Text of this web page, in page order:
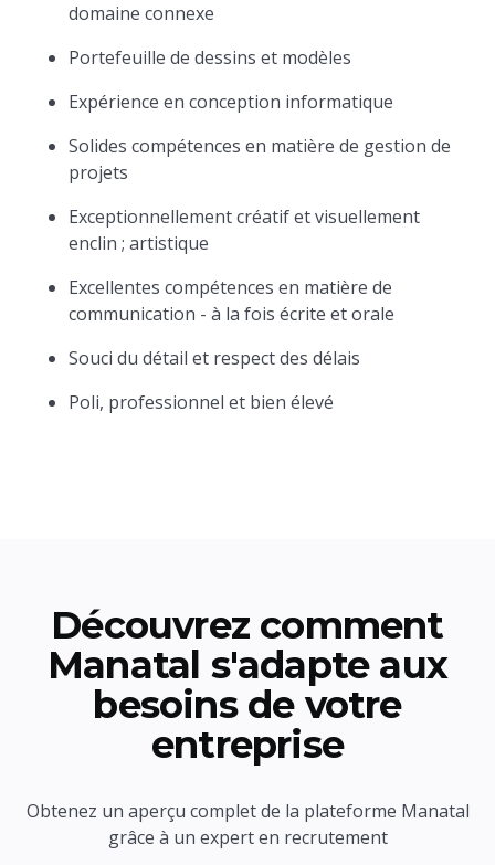
domaine connexe
Portefeuille de dessins et modèles
Expérience en conception informatique
Solides compétences en matière de gestion de
projets
Exceptionnellement créatif et visuellement
enclin ; artistique
Excellentes compétences en matière de
communication - à la fois écrite et orale
Souci du détail et respect des délais
Poli, professionnel et bien élevé
Découvrez comment
Manatal s'adapte aux
besoins de votre
entreprise
Obtenez un aperçu complet de la plateforme Manatal
grâce à un expert en recrutement